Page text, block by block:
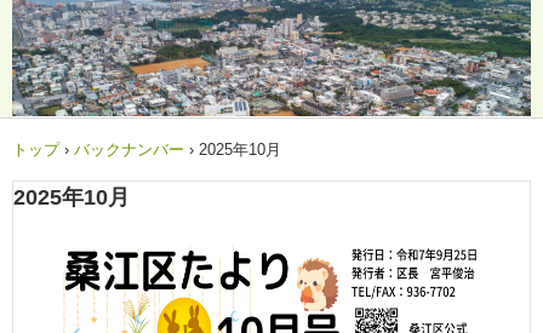
トップ › バックナンバー › 2025年10月
2025年10月